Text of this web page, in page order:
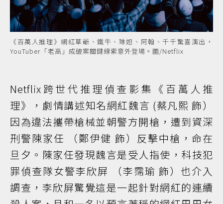
《百萬人推理》網紅草爺、鐵牛、琳妲、阿翰、千千驚喜演出，
YouTuber「老高」成破案關鍵線索意外登場。圖/Netflix
Netflix跨世代推理偵查影集《百萬人推
理》，劇情講述知名網紅魏言 (蔡凡熙 飾）
因為違法攜帶槍械並朝警方開槍，遭到資深
刑警陳家任 （鄭伊健 飾）反擊中槍，命在
旦夕。陳家任發現魏言是受人指使，科技犯
罪偵查隊女警李欣屏 （李霈瑜 飾）也介入
調查，李欣屏驚覺這是一起針對網紅的連續